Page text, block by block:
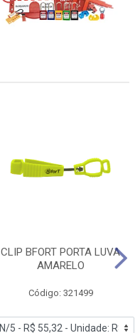
CLIP BFORT PORTA LUVA
AMARELO
Código: 321499